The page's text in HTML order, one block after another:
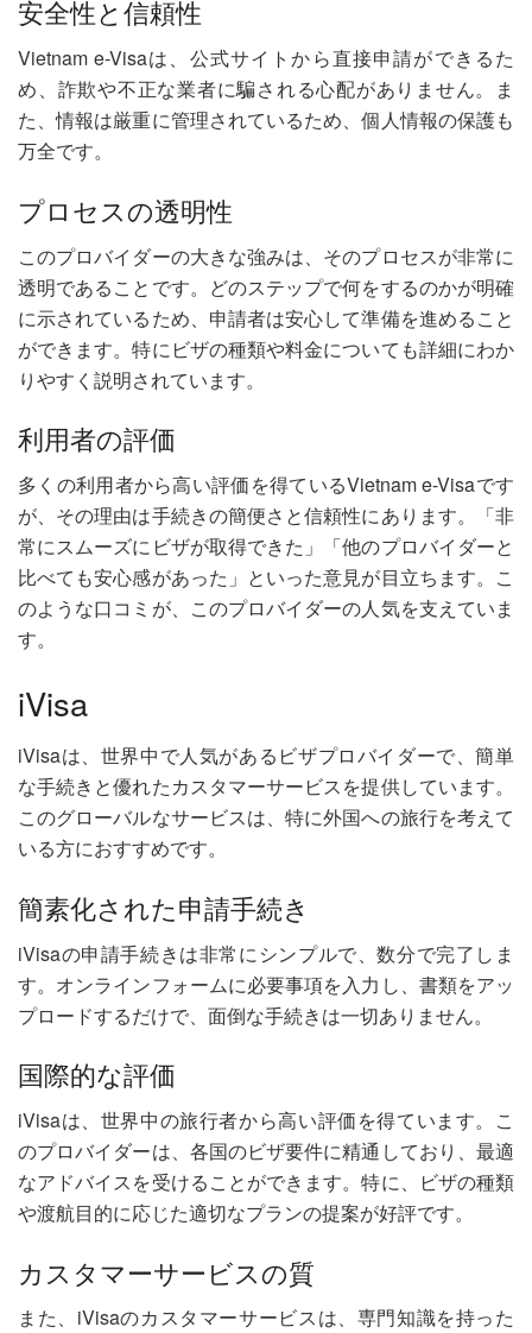
安全性と信頼性
Vietnam e-Visaは、公式サイトから直接申請ができるた
め、詐欺や不正な業者に騙される心配がありません。ま
た、情報は厳重に管理されているため、個人情報の保護も
万全です。
プロセスの透明性
このプロバイダーの大きな強みは、そのプロセスが非常に
透明であることです。どのステップで何をするのかが明確
に示されているため、申請者は安心して準備を進めること
ができます。特にビザの種類や料金についても詳細にわか
りやすく説明されています。
利用者の評価
多くの利用者から高い評価を得ているVietnam e-Visaです
が、その理由は手続きの簡便さと信頼性にあります。「非
常にスムーズにビザが取得できた」「他のプロバイダーと
比べても安心感があった」といった意見が目立ちます。こ
のような口コミが、このプロバイダーの人気を支えていま
す。
iVisa
iVisaは、世界中で人気があるビザプロバイダーで、簡単
な手続きと優れたカスタマーサービスを提供しています。
このグローバルなサービスは、特に外国への旅行を考えて
いる方におすすめです。
簡素化された申請手続き
iVisaの申請手続きは非常にシンプルで、数分で完了しま
す。オンラインフォームに必要事項を入力し、書類をアッ
プロードするだけで、面倒な手続きは一切ありません。
国際的な評価
iVisaは、世界中の旅行者から高い評価を得ています。こ
のプロバイダーは、各国のビザ要件に精通しており、最適
なアドバイスを受けることができます。特に、ビザの種類
や渡航目的に応じた適切なプランの提案が好評です。
カスタマーサービスの質
また、iVisaのカスタマーサービスは、専門知識を持った